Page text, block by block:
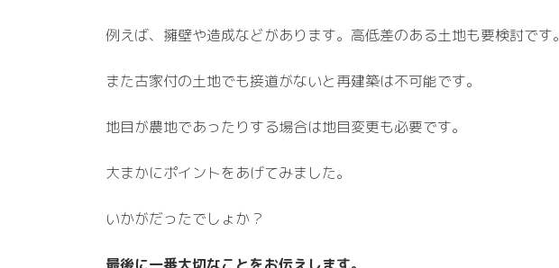
例えば、擁壁や造成などがあります。高低差のある土地も要検討です。
また古家付の土地でも接道がないと再建築は不可能です。
地目が農地であったりする場合は地目変更も必要です。
大まかにポイントをあげてみました。
いかがだったでしょか？